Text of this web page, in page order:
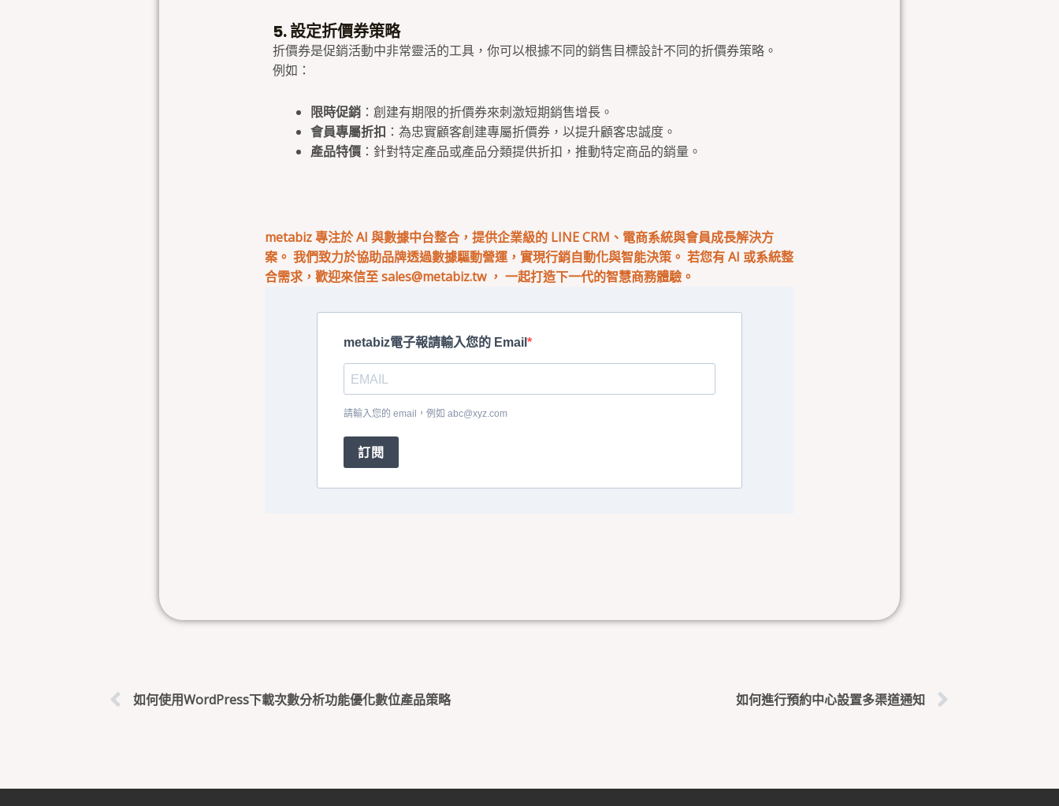
5. 設定折價券策略
折價券是促銷活動中非常靈活的工具，你可以根據不同的銷售目標設計不同的折價券策略。
例如：
限時促銷：創建有期限的折價券來刺激短期銷售增長。
會員專屬折扣 ：為忠實顧客創建專屬折價券，以提升顧客忠誠度。
產品特價：針對特定產品或產品分類提供折扣，推動特定商品的銷量。
metabiz 專注於 AI 與數據中台整合，提供企業級的 LINE CRM、電商系統與會員成長解決方
案。 我們致力於協助品牌透過數據驅動營運，實現行銷自動化與智能決策。 若您有 AI 或系統整
合需求，歡迎來信至sales@metabiz.tw， 一起打造下一代的智慧商務體驗。
metabiz電子報請輸入您的 Email
請輸入您的 email，例如 abc@xyz.com
訂閱
如何使用WordPress下載次數分析功能優化數位產品策略 如何進行預約中心設置多渠道通知